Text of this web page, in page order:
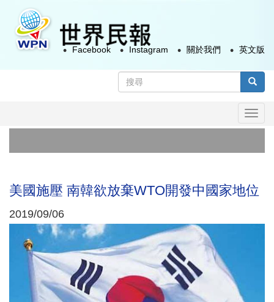
容
搜
尋
Facebook Instagram 關於我們 英文版
美國施壓 南韓欲放棄WTO開發中國家地位
2019/09/06